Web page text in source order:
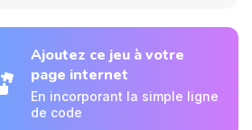
Ajoutez ce jeu à votre
page internet
En incorporant la simple ligne
de code